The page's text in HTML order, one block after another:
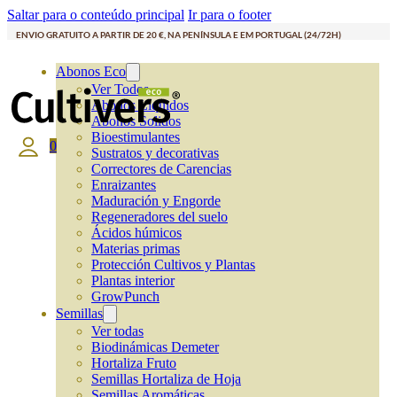
Saltar para o conteúdo principal Ir para o footer
ENVIO GRATUITO A PARTIR DE 20 €, NA PENÍNSULA E EM PORTUGAL (24/72H)
Abonos Eco
Ver Todos
Abonos Líquidos
Abonos Solidos
Bioestimulantes
Sustratos y decorativas
Correctores de Carencias
Enraizantes
Maduración y Engorde
Regeneradores del suelo
Ácidos húmicos
Materias primas
Protección Cultivos y Plantas
Plantas interior
GrowPunch
Semillas
Ver todas
Biodinámicas Demeter
Hortaliza Fruto
Semillas Hortaliza de Hoja
0